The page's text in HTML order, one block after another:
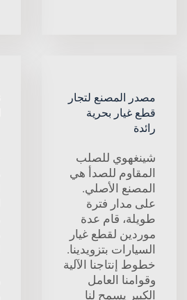
مصدر المصنع لتجار
قطع غيار بحرية
رائدة
شينغهوي للصلب
المقاوم للصدأ هي
المصنع الأصلي.
على مدار فترة
طويلة، قام عدة
موردين لقطع غيار
السيارات بتزويدينا.
خطوط إنتاجنا الآلية
وقوامنا العامل
الكبير يسمح لنا